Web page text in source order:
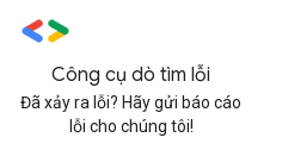
Công cụ dò tìm lỗi
Đã xảy ra lỗi? Hãy gửi báo cáo
lỗi cho chúng tôi!